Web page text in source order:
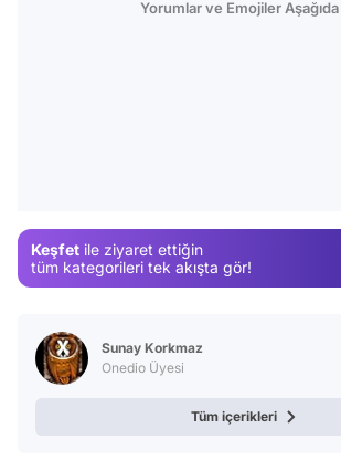
Yorumlar ve Emojiler Aşağıda
Keşfet ile ziyaret ettiğin
tüm kategorileri tek akışta gör!
Sunay Korkmaz
Onedio Üyesi
Tüm içerikleri